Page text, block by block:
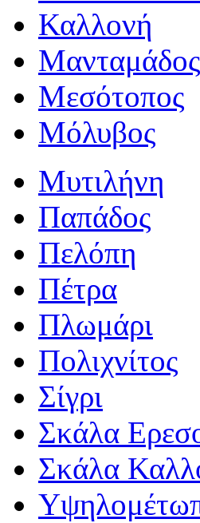
Καλλονή
Μανταμάδος
Μεσότοπος
Μόλυβος
Μυτιλήνη
Παπάδος
Πελόπη
Πέτρα
Πλωμάρι
Πολιχνίτος
Σίγρι
Σκάλα
Σκάλα